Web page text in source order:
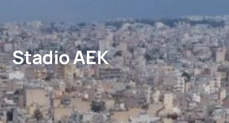
Stadio AEK